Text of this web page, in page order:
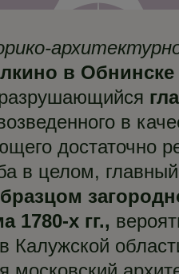
в Обнинске
в
достаточно
в целом,
1780-х гг.,
Калужской